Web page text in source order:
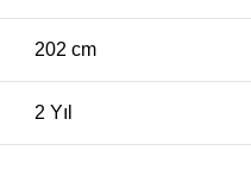
202 cm
2 Yıl